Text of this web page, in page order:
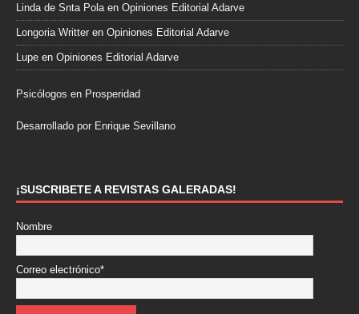
Linda de Snta Polaen Opiniones Editorial Adarve
Longoria Writter en Opiniones Editorial Adarve
Lupe en Opiniones Editorial Adarve
Psicólogos en Prosperidad
Desarrollado por Enrique Sevillano
¡SUSCRIBETE A REVISTAS GALERADAS!
Nombre
Correo electrónico*